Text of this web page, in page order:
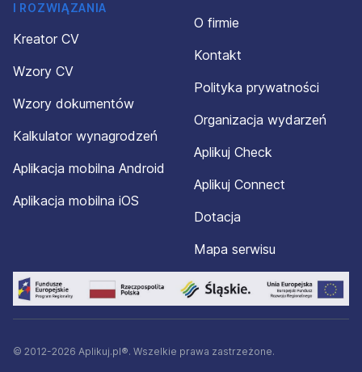
I ROZWIĄZANIA
Kreator CV
Wzory CV
Wzory dokumentów
Kalkulator wynagrodzeń
Aplikacja mobilna Android
Aplikacja mobilna iOS
O firmie
Kontakt
Polityka prywatności
Organizacja wydarzeń
Aplikuj Check
Aplikuj Connect
Dotacja
Mapa serwisu
© 2012-2026 Aplikuj.pl®. Wszelkie prawa zastrzeżone.